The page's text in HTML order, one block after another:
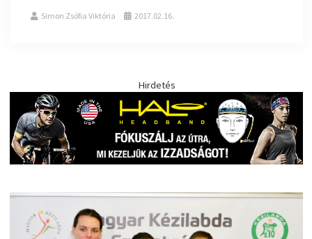
Simon Zsófia Viktória 2017.02.16.
Hirdetés